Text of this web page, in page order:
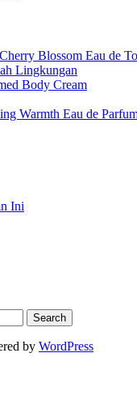
Blossom Eau de
Lingkungan
Body Cream
Warmth Eau de
Ini
by WordPress